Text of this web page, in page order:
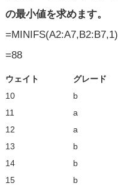
の最小値を求めます。
=MINIFS(A2:A7,B2:B7,1)
=88
ウェイト グレード
10
b
11
a
12
a
13
b
14
b
15
b